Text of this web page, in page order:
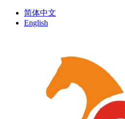
简体中文
English